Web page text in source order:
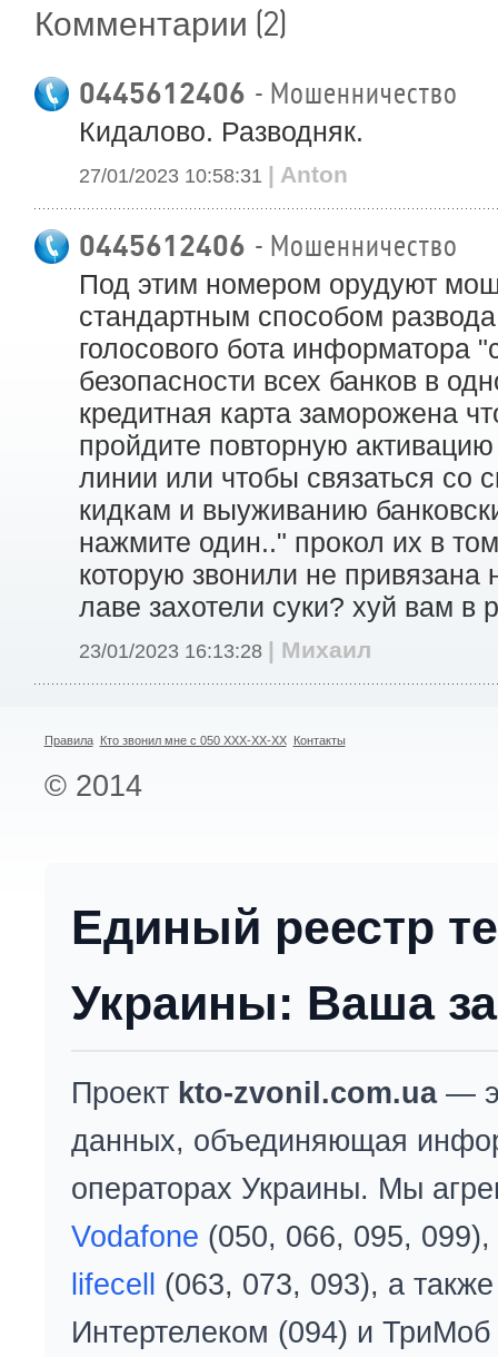
Комментарии (2)
0445612406 - Мошенничество
Кидалово. Разводняк.
27/01/2023 10:58:31 | Anton
0445612406 - Мошенничество
Под этим номером орудуют
стандартным способом
голосового бота информатора
безопасности всех банков в
кредитная карта заморожена
пройдите повторную
линии или чтобы связаться со
кидкам и выуживанию
нажмите один.." прокол их в
которую звонили не привязана
лаве захотели суки? хуй вам в
23/01/2023 16:13:28 | Михаил
Правила Кто звонил мне с 050 XXX-XX-XX Контакты
© 2014
Единый реестр
Украины: Ваша
Проект kto-zvonil.com.ua—
данных, объединяющая
операторах Украины. Мы
Vodafone (050, 066, 095, 099),
lifecell
(063, 073, 093), а
Интертелеком (094) и ТриМоб